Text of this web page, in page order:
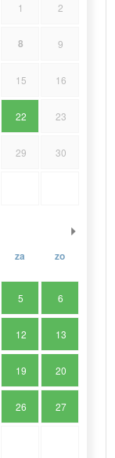
1 2
8 9
15 16
22 23
29 30
za zo
5 6
12 13
19 20
26 27